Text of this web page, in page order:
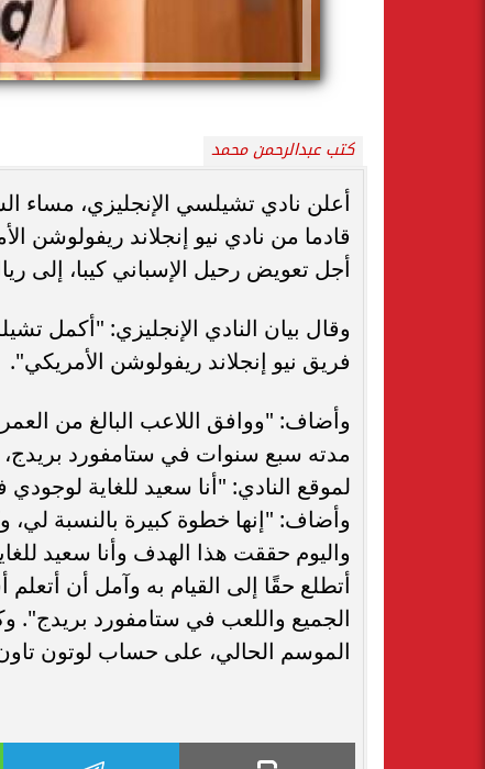
كتب عبدالرحمن محمد
أعلن نادي تشيلسي الإنجليزي، مساء
قادما من نادي نيو إنجلاند ريفولوشن
أجل تعويض رحيل الإسباني كيبا، إلى
وقال بيان النادي الإنجليزي: "أكمل
فريق نيو إنجلاند ريفولوشن الأمريكي".
مدته سبع سنوات في ستامفورد بريدج،
لموقع النادي: "أنا سعيد للغاية
وأضاف: "إنها خطوة كبيرة بالنسبة لي،
واليوم حققت هذا الهدف وأنا سعيد
أتطلع حقًا إلى القيام به وآمل أن
الجميع واللعب في ستامفورد بريدج".
الموسم الحالي، على حساب لوتون